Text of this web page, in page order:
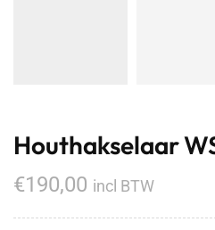
Houthakselaar
€190,00 incl BTW